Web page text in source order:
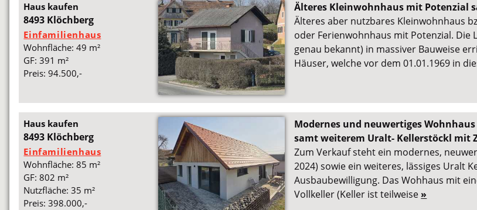
Haus kaufen
8493 Klöchberg
Einfamilienhaus
Wohnfläche: 49 m²
GF: 391 m²
Preis: 94.500,-
Älteres Kleinwohnhaus mit Potenzial
Älteres aber nutzbares Kleinwohnhaus
oder Ferienwohnhaus mit Potenzial. Die
genau bekannt) in massiver Bauweise
Häuser, welche vor dem 01.01.1969 in
Haus kaufen
8493 Klöchberg
Einfamilienhaus
Wohnfläche: 85 m²
GF: 802 m²
Nutzfläche: 35 m²
Preis: 398.000,-
Modernes und neuwertiges
samt weiterem Uralt- Kellerstöckl mit
Zum Verkauf steht ein modernes,
2024) sowie ein weiteres, lässiges Uralt
Ausbaubewilligung. Das Wohhaus mit
Vollkeller (Keller ist teilweise »